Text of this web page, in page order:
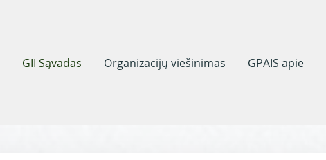
GII Sąvadas Organizacijų viešinimas GPAIS apie